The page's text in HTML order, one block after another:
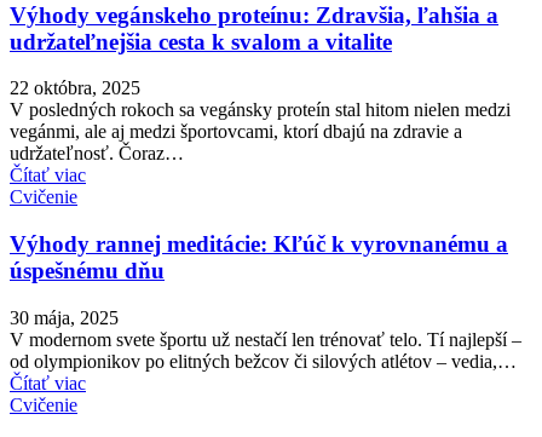
Výhody vegánskeho proteínu: Zdravšia, ľahšia a
udržateľnejšia cesta k svalom a vitalite
22 októbra, 2025
V posledných rokoch sa vegánsky proteín stal hitom nielen medzi
vegánmi, ale aj medzi športovcami, ktorí dbajú na zdravie a
udržateľnosť. Čoraz…
Čítať viac
Cvičenie
Výhody rannej meditácie: Kľúč k vyrovnanému a
úspešnému dňu
30 mája, 2025
V modernom svete športu už nestačí len trénovať telo. Tí najlepší –
od olympionikov po elitných bežcov či silových atlétov – vedia,…
Čítať viac
Cvičenie